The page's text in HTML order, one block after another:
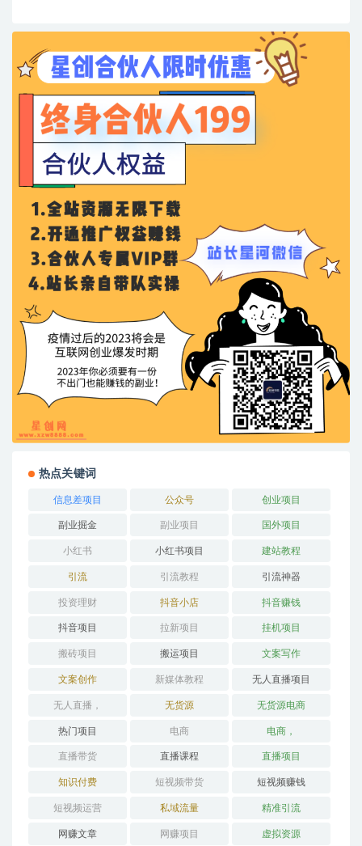
热点关键词
信息差项目 公众号 创业项目
副业掘金 副业项目 国外项目
小红书 小红书项目 建站教程
引流 引流教程 引流神器
投资理财 抖音小店 抖音赚钱
抖音项目 拉新项目 挂机项目
搬砖项目 搬运项目 文案写作
文案创作 新媒体教程 无人直播项目
无人直播， 无货源 无货源电商
热门项目 电商 电商，
直播带货 直播课程 直播项目
知识付费 短视频带货 短视频赚钱
短视频运营 私域流量 精准引流
网赚文章 网赚项目 虚拟资源